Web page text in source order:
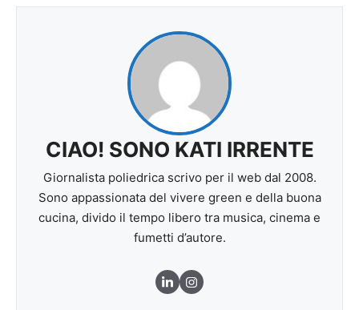
CIAO! SONO KATI IRRENTE
Giornalista poliedrica scrivo per il web dal 2008.
Sono appassionata del vivere green e della buona
cucina, divido il tempo libero tra musica, cinema e
fumetti d’autore.